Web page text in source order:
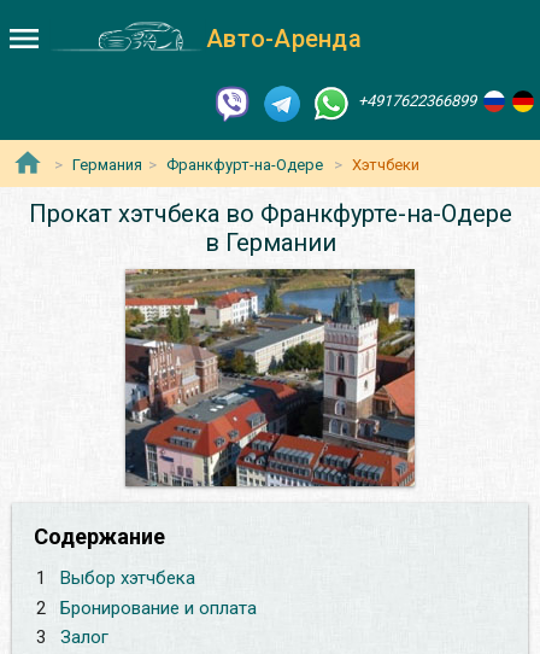
Авто-Аренда
+4917622366899
Германия Франкфурт-на-Одере Хэтчбеки
Прокат хэтчбека во Франкфурте-на-Одере
в Германии
Содержание
1
Выбор хэтчбека
2
Бронирование и оплата
3
Залог